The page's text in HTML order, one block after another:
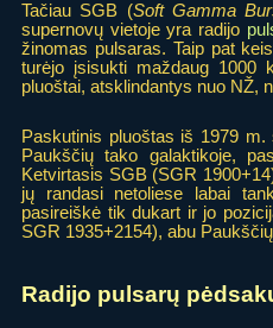
Tačiau SGB (Soft Gamma
supernovų vietoje yra radijo
žinomas pulsaras. Taip pat
turėjo įsisukti maždaug 1000
pluoštai, atsklindantys nuo NŽ,
Paskutinis pluoštas iš 1979
Paukščių tako galaktikoje,
Ketvirtasis SGB (SGR
jų randasi netoliese labai
pasireiškė tik dukart ir jo
SGR 1935+2154), abu
Radijo pulsarų